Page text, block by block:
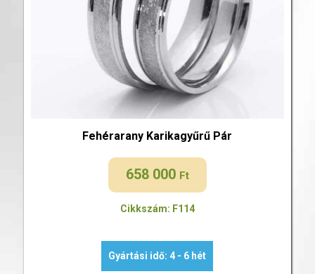
Fehérarany Karikagyűrű Pár
658 000 Ft
Cikkszám: F114
Gyártási idő: 4 - 6 hét